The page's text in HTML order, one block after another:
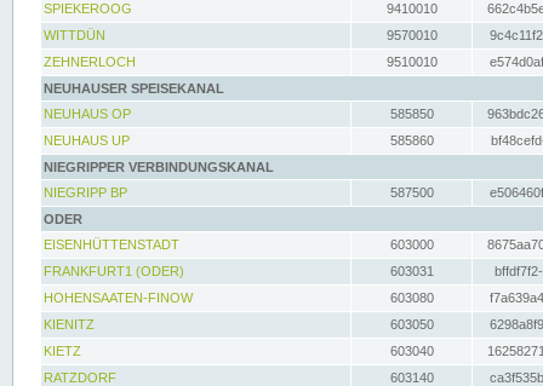
SPIEKEROOG
9410010
WITTDÜN
9570010
ZEHNERLOCH
9510010
NEUHAUSER SPEISEKANAL
NEUHAUS OP
585850
NEUHAUS UP
585860
NIEGRIPPER VERBINDUNGSKANAL
NIEGRIPP BP
587500
ODER
EISENHÜTTENSTADT
603000
FRANKFURT1 (ODER)
603031
HOHENSAATEN-FINOW
603080
KIENITZ
603050
KIETZ
603040
RATZDORF
603140